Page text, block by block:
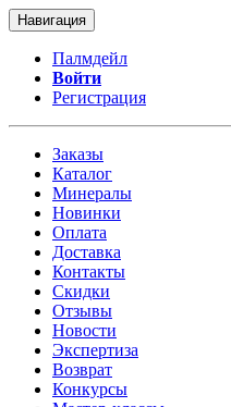
Навигация
Палмдейл
Войти
Регистрация
Заказы
Каталог
Минералы
Новинки
Оплата
Доставка
Контакты
Скидки
Отзывы
Новости
Экспертиза
Возврат
Конкурсы